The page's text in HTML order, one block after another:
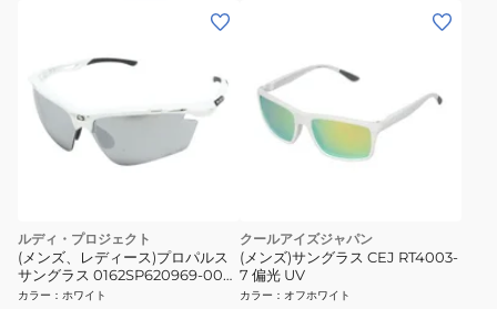
ルディ・プロジェクト
(メンズ、レディース)プロパルス
サングラス 0162SP620969-00
UV
カラー ： ホワイト
クールアイズジャパン
(メンズ)サングラス CEJ RT4003-
7 偏光 UV
カラー ： オフホワイト